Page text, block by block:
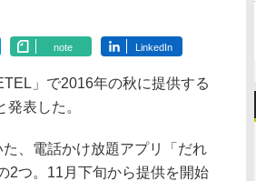
note LinkedIn
」で2016年の秋に提供する
表した。
、電話かけ放題アプリ「だれ
2つ。11月下旬から提供を開始